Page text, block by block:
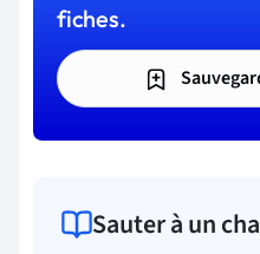
fiches.
Sauter à un